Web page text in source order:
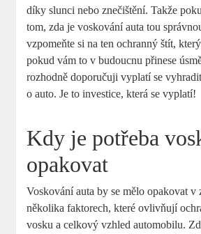
díky slunci ​nebo znečištění. Takže
tom, zda je voskování auta tou
vzpomeňte⁤ si na ten ochranný štít,
pokud vám to v budoucnu přinese
rozhodně doporučuji ‌vyplatí se
o auto. Je to investice, která se vyplatí!
Kdy je ⁢potřeba
opakovat
Voskování auta by se mělo opakovat v
několika faktorech, které ovlivňují
vosku a celkový vzhled automobilu.⁢